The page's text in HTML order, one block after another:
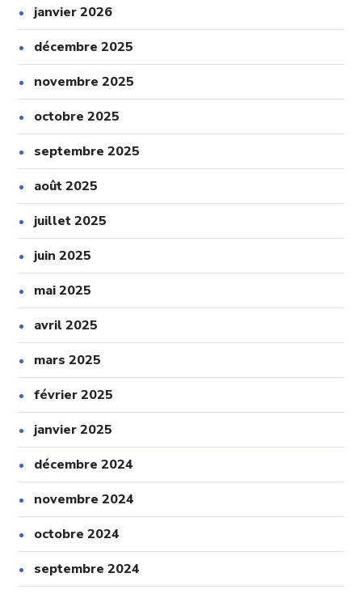
janvier 2026
décembre 2025
novembre 2025
octobre 2025
septembre 2025
août 2025
juillet 2025
juin 2025
mai 2025
avril 2025
mars 2025
février 2025
janvier 2025
décembre 2024
novembre 2024
octobre 2024
septembre 2024